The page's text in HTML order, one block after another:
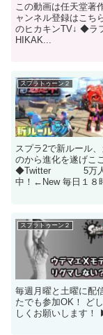
この動画は任天堂著
ャンネル登録はこ
のヒカキンTV↓ ◆ラ
HIKAK...
スプラトゥーン２
スプラ2で新ルール
のから進化を遂げこ
◆Twitter 5万人目
中！←New 毎日１８
スプラトゥーン２
毎週月曜と土曜に配
たでも参加OK！ ど
しくお願いします